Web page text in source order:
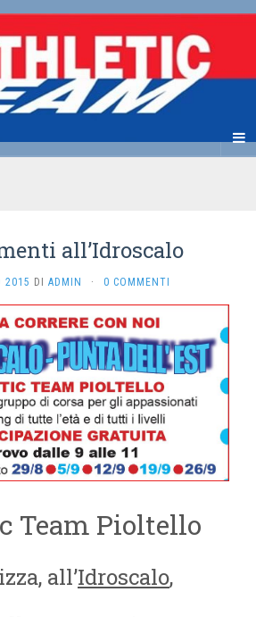
all’Idroscalo
2015 DI ADMIN · 0 COMMENTI
Team Pioltello
all’Idroscalo,